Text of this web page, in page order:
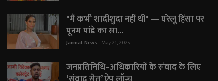
"मैं कभी शादीशुदा नहीं थी" — घरेलू हिंसा पर
पूनम पांडे का सा...
Janmat News May 21, 2025
जनप्रतिनिधि–अधिकारियों के संवाद के लिए